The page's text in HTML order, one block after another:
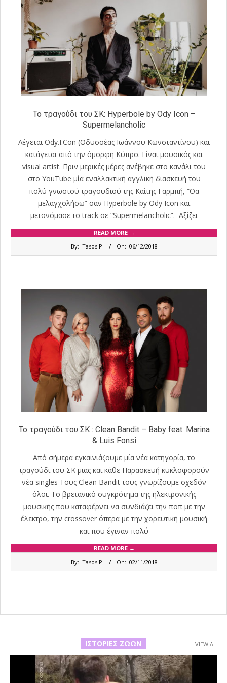
Το τραγούδι του ΣΚ: Hyperbole by Ody Icon –
Supermelancholic
Λέγεται Ody.I.Con (Οδυσσέας Ιωάννου Κωνσταντίνου) και
κατάγεται από την όμορφη Κύπρο. Είναι μουσικός και
visual artist. Πριν μερικές μέρες ανέβηκε στο κανάλι του
στο YouTube μία εναλλακτική αγγλική διασκευή του
πολύ γνωστού τραγουδιού της Καίτης Γαρμπή, “Θα
μελαγχολήσω” σαν Hyperbole by Ody Icon και
μετονόμασε το track σε “Supermelancholic”. Αξίζει
READ MORE →
By: Tasos P. On: 06/12/2018
Το τραγούδι του ΣΚ : Clean Bandit – Baby feat. Marina
& Luis Fonsi
Από σήμερα εγκαινιάζουμε μία νέα κατηγορία, το
τραγούδι του ΣΚ μιας και κάθε Παρασκευή κυκλοφορούν
νέα singles Τους Clean Bandit τους γνωρίζουμε σχεδόν
όλοι. Το βρετανικό συγκρότημα της ηλεκτρονικής
μουσικής που καταφέρνει να συνδιάζει την ποπ με την
έλεκτρο, την crossover όπερα με την χορευτική μουσική
και που έγιναν πολύ
READ MORE →
By: Tasos P. On: 02/11/2018
ΙΣΤΟΡΊΕΣ ΖΏΩΝ VIEW ALL